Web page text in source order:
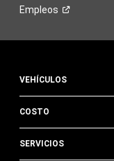
Empleos
VEHÍCULOS
COSTO
SERVICIOS